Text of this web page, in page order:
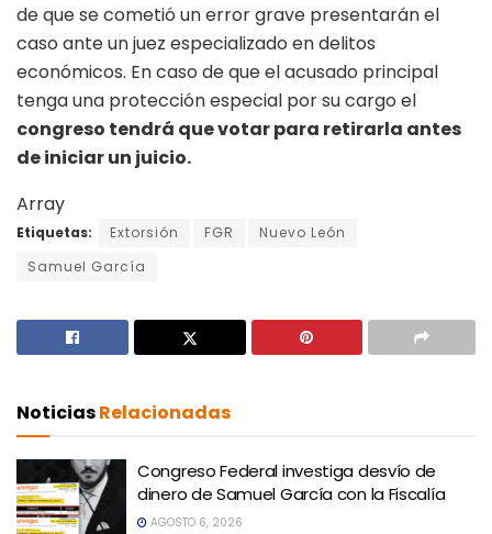
de que se cometió un error grave presentarán el
caso ante un juez especializado en delitos
económicos. En caso de que el acusado principal
tenga una protección especial por su cargo el
congreso tendrá que votar para retirarla antes
de iniciar un juicio.
Array
Etiquetas: Extorsión FGR
Nuevo León
Samuel García
NoticiasRelacionadas
Congreso Federal investiga desvío de
dinero de Samuel García con la Fiscalía
AGOSTO 6, 2026